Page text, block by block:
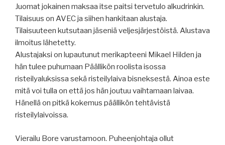
Juomat jokainen maksaa itse paitsi tervetulo alkudrinkin.
Tilaisuus on AVEC ja siihen hankitaan alustaja.
Tilaisuuteen kutsutaan jäseniä veljesjärjestöistä. Alustava
ilmoitus lähetetty.
Alustajaksi on lupautunut merikapteeni Mikael Hilden ja
hän tulee puhumaan Päällikön roolista isossa
risteilyaluksissa sekä risteilylaiva bisneksestä. Ainoa este
mitä voi tulla on että jos hän joutuu vaihtamaan laivaa.
Hänellä on pitkä kokemus päällikön tehtävistä
risteilylaivoissa.
Vierailu Bore varustamoon. Puheenjohtaja ollut